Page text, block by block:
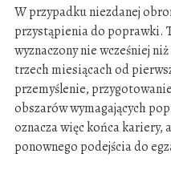
W przypadku niezdanej
przystąpienia do poprawki.
wyznaczony nie wcześniej
trzech miesiącach od
przemyślenie,
obszarów wymagających
oznacza więc końca kariery,
ponownego podejścia do